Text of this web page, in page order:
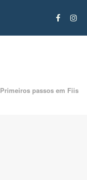
Primeiros passos em Fiis